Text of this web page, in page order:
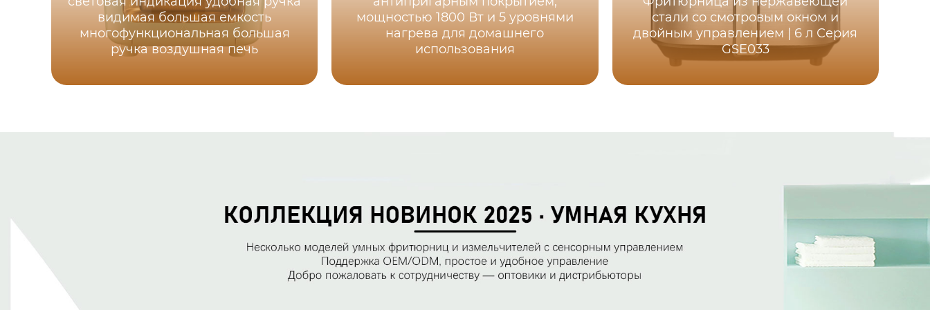
видимая большая емкость
многофункциональная большая
ручка воздушная печь
мощностью 1800 Вт и 5 уровнями
нагрева для домашнего
использования
стали со смотровым окном и
двойным управлением | 6 л Серия
GSE033